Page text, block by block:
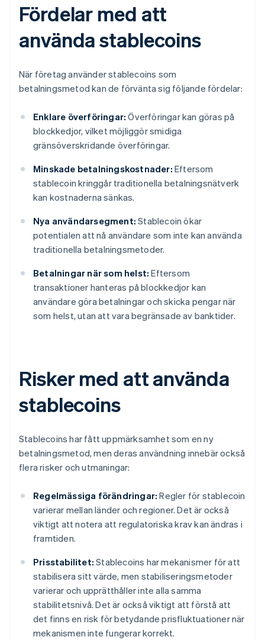
Fördelar med att
använda stablecoins
När företag använder stablecoins som
betalningsmetod kan de förvänta sig följande fördelar:
Enklare överföringar: Överföringar kan göras på
blockkedjor, vilket möjliggör smidiga
gränsöverskridande överföringar.
Minskade betalningskostnader: Eftersom
stablecoin kringgår traditionella betalningsnätverk
kan kostnaderna sänkas.
Nya användarsegment: Stablecoin ökar
potentialen att nå användare som inte kan använda
traditionella betalningsmetoder.
Betalningar när som helst: Eftersom
transaktioner hanteras på blockkedjor kan
användare göra betalningar och skicka pengar när
som helst, utan att vara begränsade av banktider.
Risker med att använda
stablecoins
Stablecoins har fått uppmärksamhet som en ny
betalningsmetod, men deras användning innebär också
flera risker och utmaningar:
Regelmässiga förändringar: Regler för stablecoin
varierar mellan länder och regioner. Det är också
viktigt att notera att regulatoriska krav kan ändras i
framtiden.
Prisstabilitet: Stablecoins har mekanismer för att
stabilisera sitt värde, men stabiliseringsmetoder
varierar och upprätthåller inte alla samma
stabilitetsnivå. Det är också viktigt att förstå att
det finns en risk för betydande prisfluktuationer när
mekanismen inte fungerar korrekt.